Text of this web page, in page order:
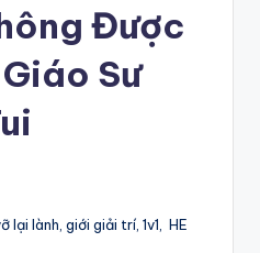
Được
Sư
lại lành, giới giải trí, 1v1, HE